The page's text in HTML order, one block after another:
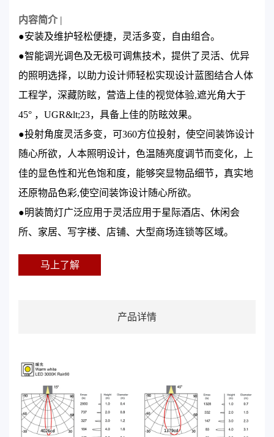
内容简介 |
●安装及维护轻松便捷，灵活多变，自由组合。
●智能调光调色及无极可调焦技术，提供了灵活、优异
的照明选择，以助力设计师轻松实现设计蓝图结合人体
工程学，深藏防眩，营造上佳的视觉体验,遮光角大于
45° ，UGR&lt;23，具备上佳的防眩效果。
●投射角度灵活多变，可360方位投射，使空间装饰设计
随心所欲，人本照明设计，色温随亮度调节而变化，上
佳的显色性和光色饱和度，能够突显物品细节，真实地
还原物品色彩,使空间装饰设计随心所欲。
●明装筒灯广泛应用于灵活应用于星际酒店、休闲会
所、家居、写字楼、店铺、大型商场连锁等区域。
马上了解
产品详情